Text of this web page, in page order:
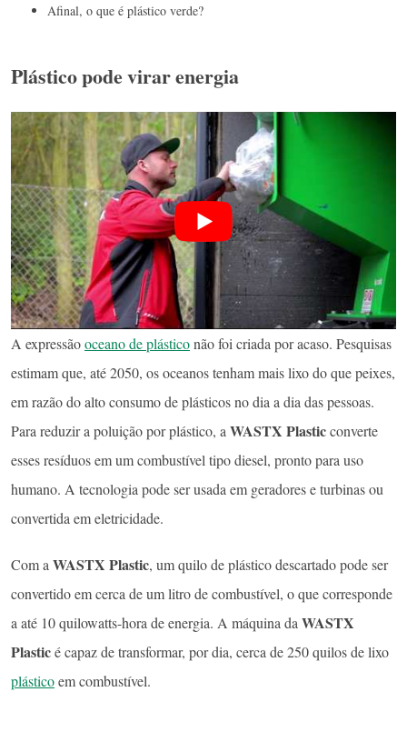
Afinal, o que é plástico verde?
Plástico pode virar energia
A expressãooceano de plásticonão foi criada por acaso. Pesquisas
estimam que, até 2050, os oceanos tenham mais lixo do que peixes,
em razão do alto consumo de plásticos no dia a dia das pessoas.
Para reduzir a poluição por plástico, a WASTX Plasticconverte
esses resíduos em um combustível tipo diesel, pronto para uso
humano. A tecnologia pode ser usada em geradores e turbinas ou
convertida em eletricidade.
Com a WASTX Plastic, um quilo de plástico descartado pode ser
convertido em cerca de um litro de combustível, o que corresponde
a até 10 quilowatts-hora de energia. A máquina da WASTX
Plasticé capaz de transformar, por dia, cerca de 250 quilos de lixo
plásticoem combustível.